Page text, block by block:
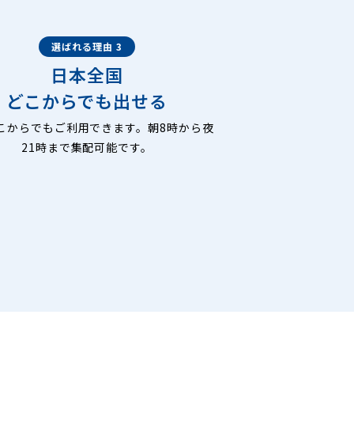
選ばれる理由 3
日本全国
どこからでも出せる
からでもご利用できます。朝8時から夜
21時まで集配可能です。